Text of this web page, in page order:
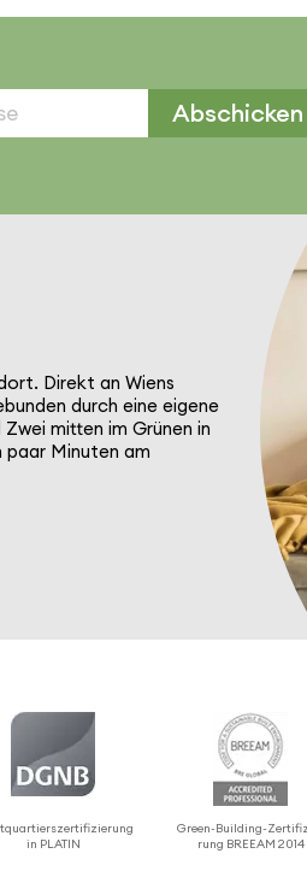
Abschicken
Direkt an Wiens
durch eine eigene
mitten im Grünen in
paar Minuten am
in PLATIN
Green-Building-
rung BREEAM 2014